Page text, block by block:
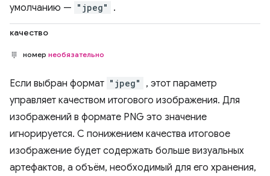
умолчанию — "jpeg" .
качество
номер необязательно
Если выбран формат "jpeg"
, этот параметр
управляет качеством итогового изображения. Для
изображений в формате PNG это значение
игнорируется. С понижением качества итоговое
изображение будет содержать больше визуальных
артефактов, а объём, необходимый для его хранения,